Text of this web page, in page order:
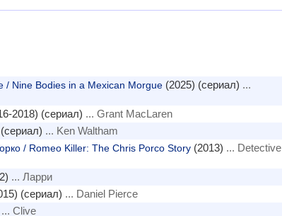
/ Nine Bodies in a Mexican Morgue(2025) (сериал) ...
2018) (сериал) ... Grant MacLaren
... Ken Waltham
/ Romeo Killer: The Chris Porco Story(2013) ... Detective
... Ларри
(сериал) ... Daniel Pierce
... Clive